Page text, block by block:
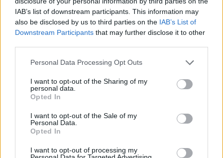
IAB’s list of downstream participants. This information may
also be disclosed by us to third parties on the IAB’s List of
Downstream Participants that may further disclose it to other
Personal Data Processing Opt Outs
I want to opt-out of the Sharing of my
personal data.
Opted In
I want to opt-out of the Sale of my
Personal Data.
Opted In
I want to opt-out of processing my
Esim for USA|Esim for Italy|Esim for Spain | Esim